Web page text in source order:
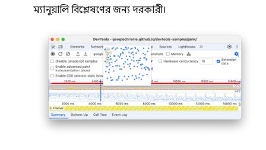
ম্যানুয়ালি বিশ্লেষণের জন্য দরকারী।